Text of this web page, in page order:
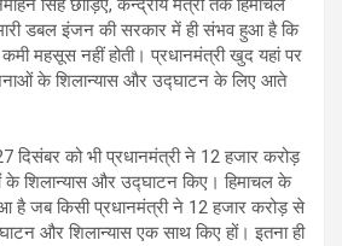
सिंह छोड़िए, केन्द्रीय मंत्री तक हिमाचल
डबल इंजन की सरकार में ही संभव हुआ है कि
महसूस नहीं होती। प्रधानमंत्री खुद यहां पर
के शिलान्यास और उद्घाटन के लिए आते
दिसंबर को भी प्रधानमंत्री ने 12 हजार करोड़
के शिलान्यास और उद्घाटन किए। हिमाचल के
है जब किसी प्रधानमंत्री ने 12 हजार करोड़ से
और शिलान्यास एक साथ किए हों। इतना ही